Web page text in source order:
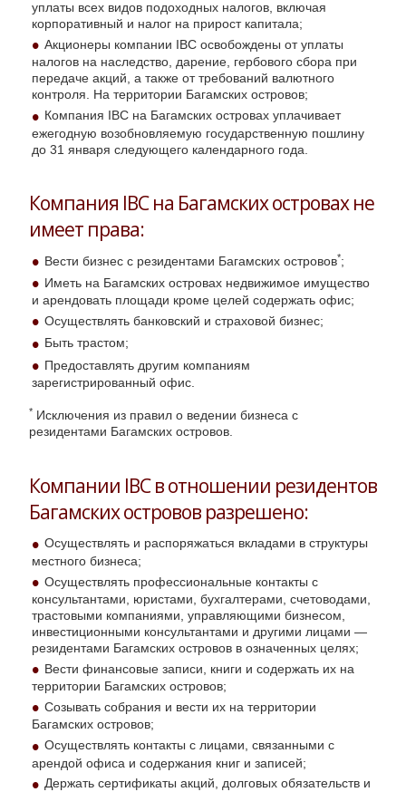
уплаты всех видов подоходных налогов, включая
корпоративный и налог на прирост капитала;
Акционеры компании IBC освобождены от уплаты
налогов на наследство, дарение, гербового сбора при
передаче акций, а также от требований валютного
контроля. На территории Багамских островов;
Компания IBC на Багамских островах уплачивает
ежегодную возобновляемую государственную пошлину
до 31 января следующего календарного года.
Компания IBC на Багамских островах не
имеет права:
Вести бизнес с резидентами Багамских островов*;
Иметь на Багамских островах недвижимое имущество
и арендовать площади кроме целей содержать офис;
Осуществлять банковский и страховой бизнес;
Быть трастом;
Предоставлять другим компаниям
зарегистрированный офис.
*Исключения из правил о ведении бизнеса с
резидентами Багамских островов.
Компании IBC в отношении резидентов
Багамских островов разрешено:
Осуществлять и распоряжаться вкладами в структуры
местного бизнеса;
Осуществлять профессиональные контакты с
консультантами, юристами, бухгалтерами, счетоводами,
трастовыми компаниями, управляющими бизнесом,
инвестиционными консультантами и другими лицами —
резидентами Багамских островов в означенных целях;
Вести финансовые записи, книги и содержать их на
территории Багамских островов;
Созывать собрания и вести их на территории
Багамских островов;
Осуществлять контакты с лицами, связанными с
арендой офиса и содержания книг и записей;
Держать сертификаты акций, долговых обязательств и